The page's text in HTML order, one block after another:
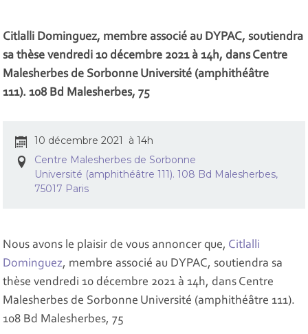
Citlalli Dominguez, membre associé au DYPAC, soutiendra
sa thèse vendredi 10 décembre 2021 à 14h, dans Centre
Malesherbes de Sorbonne Université (amphithéâtre
111). 108 Bd Malesherbes, 75
10 décembre 2021 à 14h
Centre Malesherbes de Sorbonne
Université (amphithéâtre 111). 108 Bd Malesherbes,
75017 Paris
Nous avons le plaisir de vous annoncer que, Citlalli
Dominguez, membre associé au DYPAC, soutiendra sa
thèse vendredi 10 décembre 2021 à 14h, dans Centre
Malesherbes de Sorbonne Université (amphithéâtre 111).
108 Bd Malesherbes, 75